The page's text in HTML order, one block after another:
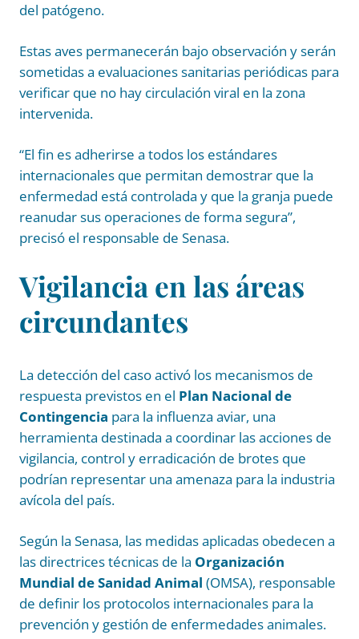
del patógeno.
Estas aves permanecerán bajo observación y serán
sometidas a evaluaciones sanitarias periódicas para
verificar que no hay circulación viral en la zona
intervenida.
“El fin es adherirse a todos los estándares
internacionales que permitan demostrar que la
enfermedad está controlada y que la granja puede
reanudar sus operaciones de forma segura”,
precisó el responsable de Senasa.
Vigilancia en las áreas
circundantes
La detección del caso activó los mecanismos de
respuesta previstos en el Plan Nacional de
Contingencia para la influenza aviar, una
herramienta destinada a coordinar las acciones de
vigilancia, control y erradicación de brotes que
podrían representar una amenaza para la industria
avícola del país.
Según la Senasa, las medidas aplicadas obedecen a
las directrices técnicas de la Organización
Mundial de Sanidad Animal (OMSA), responsable
de definir los protocolos internacionales para la
prevención y gestión de enfermedades animales.